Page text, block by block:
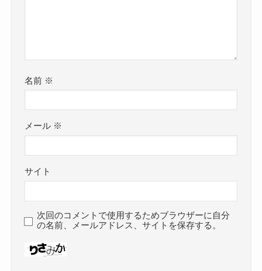
名前 ※
メール ※
サイト
次回のコメントで使用するためブラウザーに自分
の名前、メールアドレス、サイトを保存する。